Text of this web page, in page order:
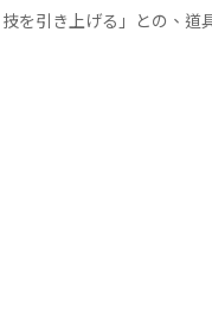
を引き上げる」との、